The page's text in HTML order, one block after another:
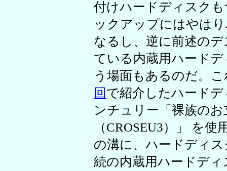
付けハードディスク
ックアップにはやは
なるし、逆に前述の
ている内蔵用ハード
う場面もあるのだ。
回で紹介したハード
ンチュリー「裸族のお
（CROSEU3）」 を
の溝に、ハードディス
続の内蔵用ハードディ